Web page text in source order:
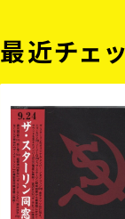
最近チェ